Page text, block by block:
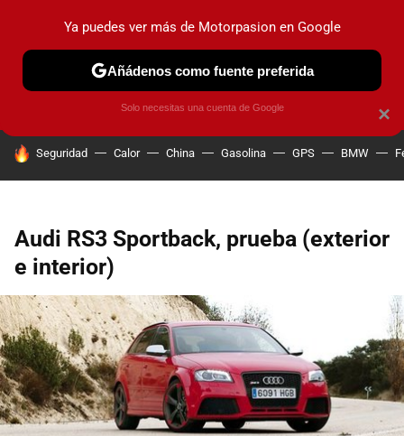
PRUEBAS COCHES ELÉCTRICOS OBSERVATORIO
HOY SE HABLA DE
Seguridad Calor China Gasolina GPS BMW
Audi RS3 Sportback, prueba (exterior
e interior)
×
Ya puedes ver más de Motorpasion en Google
Añádenos como fuente preferida
Solo necesitas una cuenta de Google